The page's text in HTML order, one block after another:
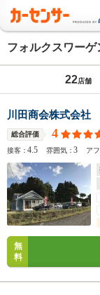
フォルクスワー
22店舗
川田商会株式会社
総合評価 4
接客：4.5 雰囲気：3 ア
無
料